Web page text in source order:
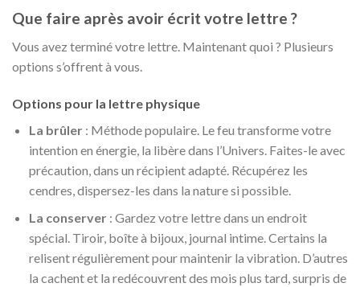
Que faire après avoir écrit votre lettre ?
Vous avez terminé votre lettre. Maintenant quoi ? Plusieurs
options s’offrent à vous.
Options pour la lettre physique
La brûler: Méthode populaire. Le feu transforme votre
intention en énergie, la libère dans l’Univers. Faites-le avec
précaution, dans un récipient adapté. Récupérez les
cendres, dispersez-les dans la nature si possible.
La conserver: Gardez votre lettre dans un endroit
spécial. Tiroir, boîte à bijoux, journal intime. Certains la
relisent régulièrement pour maintenir la vibration. D’autres
la cachent et la redécouvrent des mois plus tard, surpris de